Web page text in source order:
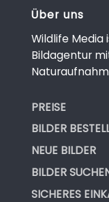
Über uns
Wildlife Media
Bildagentur
PREISE
BILDER
NEUE BILDER
BILDER
SICHERES